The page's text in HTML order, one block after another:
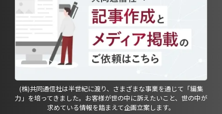
(株)共同通信社は半世紀に渡り、さまざまな事業を通じて「編集
力」を培ってきました。お客様が世の中に訴えたいこと、世の中が
求めている情報を踏まえて企画立案します。